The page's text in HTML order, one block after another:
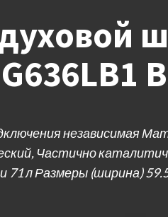
независимая
Частично
л Размеры (ширина)